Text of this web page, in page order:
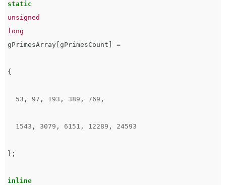
static
unsigned
long
gPrimesArray gPrimesCount =
{
53 , 97 , 193 , 389 , 769 ,
1543 , 3079 , 6151 , 12289 , 24593
};
inline